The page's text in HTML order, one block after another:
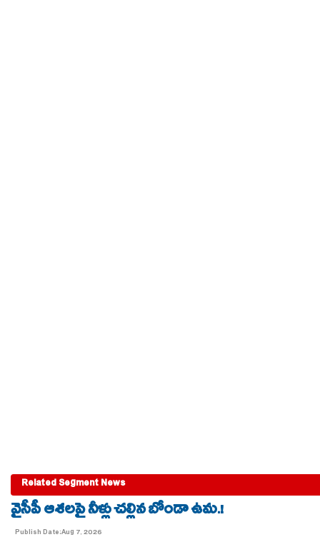
Related Segment News
వైసీపీ ఆశలపై నీళ్లు చల్లిన బోండా ఉమ.!
Publish Date:Aug 7, 2026